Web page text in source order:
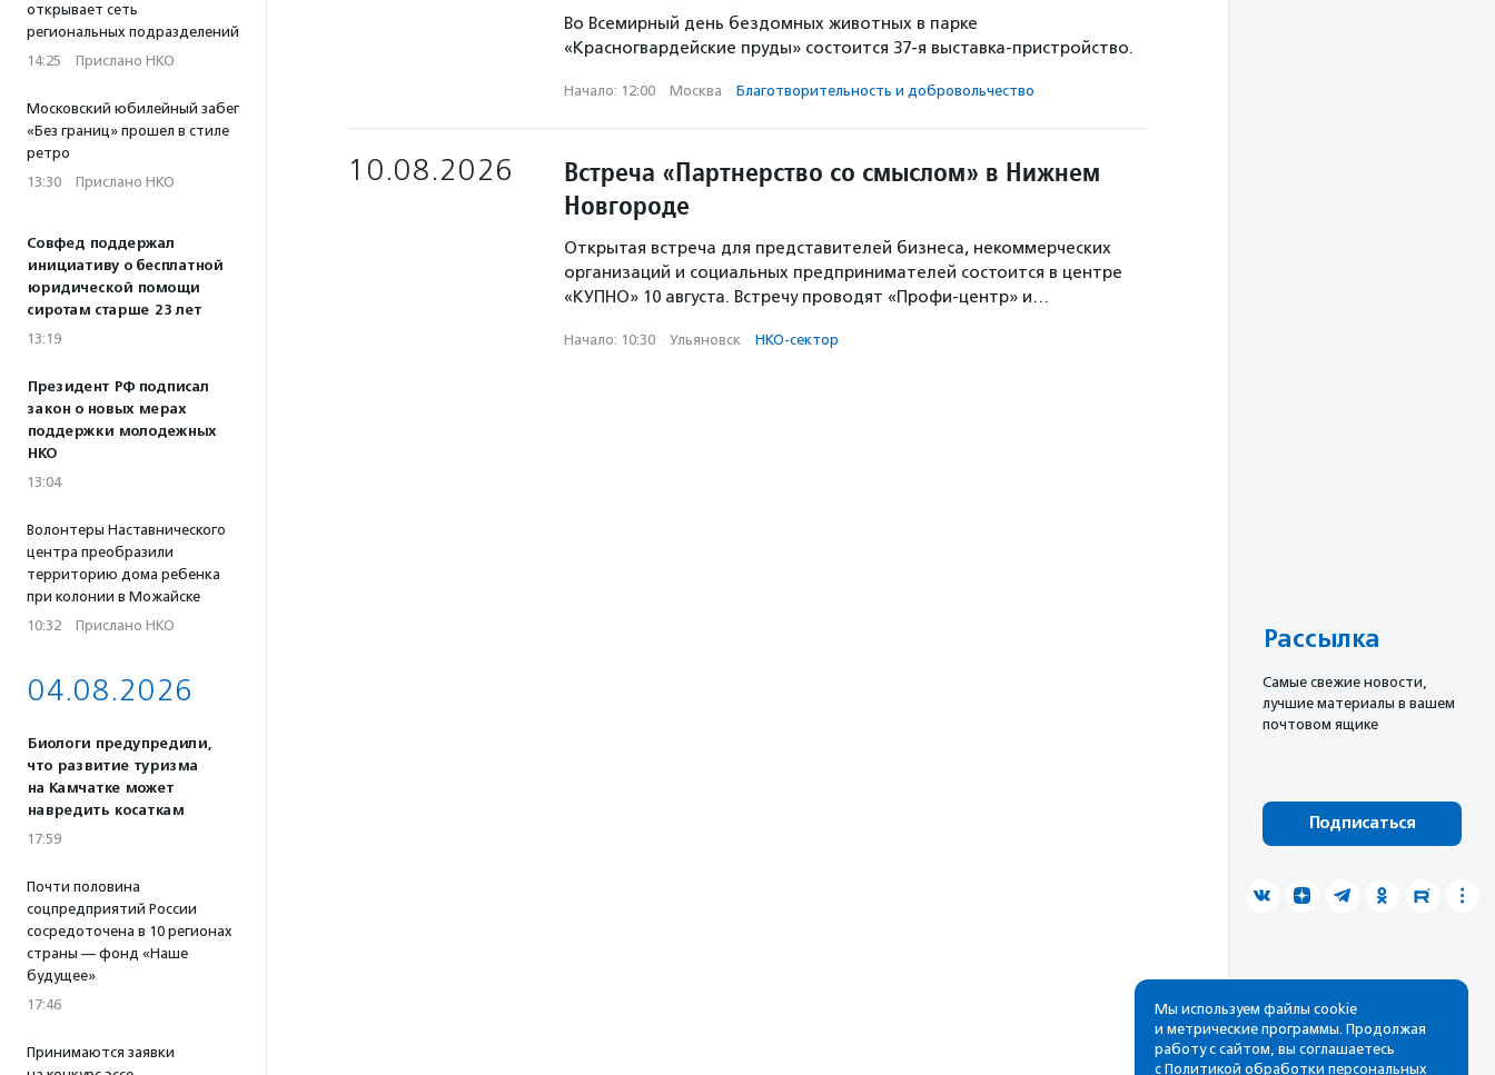
открывает сеть
региональных подразделений
14:25 · Прислано НКО
Московский юбилейный забег
«Без границ» прошел в стиле
ретро
13:30 · Прислано НКО
Совфед поддержал
инициативу о бесплатной
юридической помощи
сиротам старше 23 лет
13:19
Президент РФ подписал
закон о новых мерах
поддержки молодежных
НКО
13:04
Волонтеры Наставнического
центра преобразили
территорию дома ребенка
при колонии в Можайске
10:32 · Прислано НКО
04.08.2026
Биологи предупредили,
что развитие туризма
на Камчатке может
навредить косаткам
17:59
Почти половина
соцпредприятий России
сосредоточена в 10 регионах
страны — фонд «Наше
будущее»
17:46
Принимаются заявки
Во Всемирный день бездомных животных в парке
«Красногвардейские пруды» состоится 37-я выставка-пристройство.
Начало: 12:00 · Москва · Благотвори­тель­ность и доброволь­чест­во
10.08.2026
Встреча «Партнерство со смыслом» в Нижнем
Новгороде
Открытая встреча для представителей бизнеса, некоммерческих
организаций и социальных предпринимателей состоится в центре
«КУПНО» 10 августа. Встречу проводят «Профи-центр» и…
Начало: 10:30 · Ульяновск · НКО-сектор
Рассылка
Cамые свежие новости,
лучшие материалы в вашем
почтовом ящике
Подписаться
Мы используем файлы cookie
и метрические программы. Продолжая
работу с сайтом, вы соглашаетесь
с Политикой обработки персональных